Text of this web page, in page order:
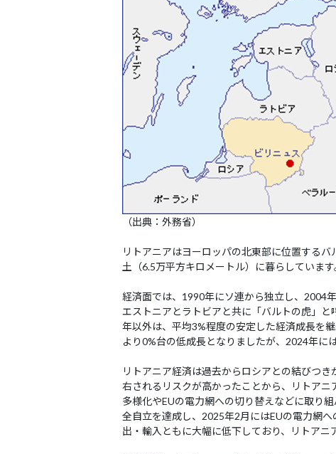
（出典：外務省）
リトアニアはヨーロッパの北東部に位置する
土（6.5万平方キロメートル）に暮らしています
経済面では、1990年にソ連から独立し、2004
エストニアとラトビアと共に「バルトの虎」
年以外は、平均3%程度の安定した経済成長を
より0%台の低成長となりましたが、2024年に
リトアニア経済は過去からロシアとの結びつ
右されるリスクが高かったことから、リトア
多様化やEUの電力網への切り替えなどに取り
全自立を達成し、2025年2月にはEUの電力網
出・輸入ともに大幅に低下しており、リトアニ